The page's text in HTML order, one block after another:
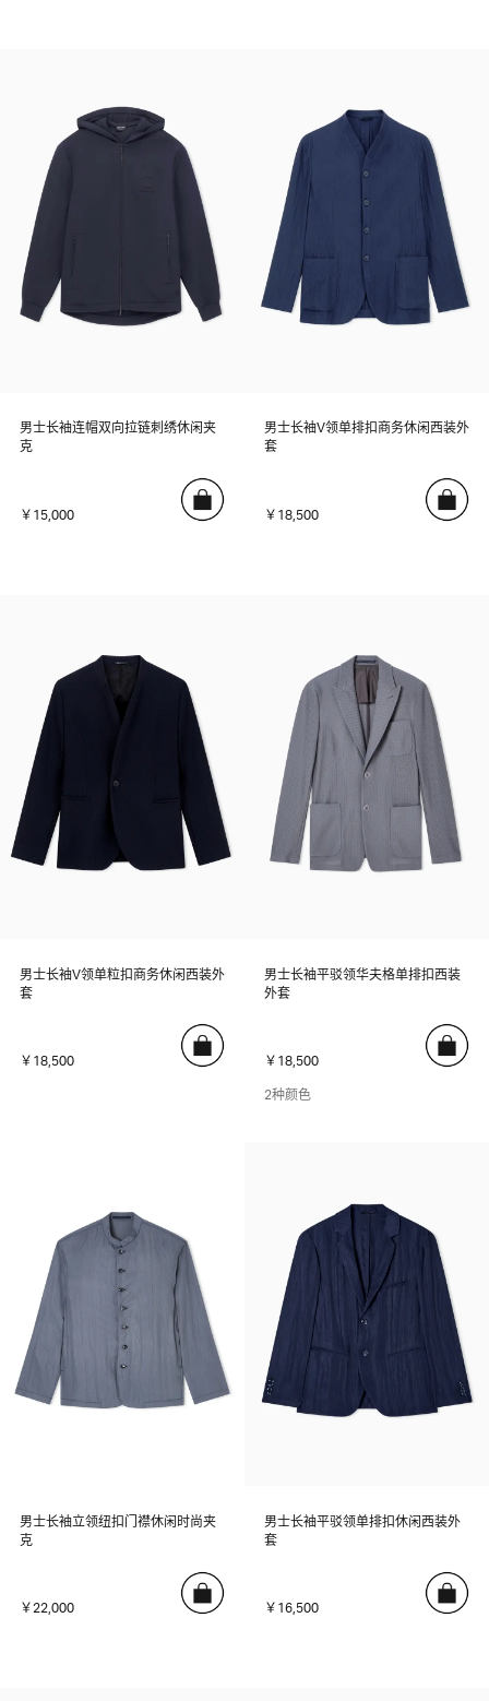
男士长袖连帽双向拉链刺绣休闲夹
克
￥15,000
男士长袖V领单排扣商务休闲西装外
套
￥18,500
男士长袖V领单粒扣商务休闲西装外
套
￥18,500
男士长袖平驳领华夫格单排扣西装
外套
￥18,500
2种颜色
男士长袖立领纽扣门襟休闲时尚夹
克
￥22,000
男士长袖平驳领单排扣休闲西装外
套
￥16,500